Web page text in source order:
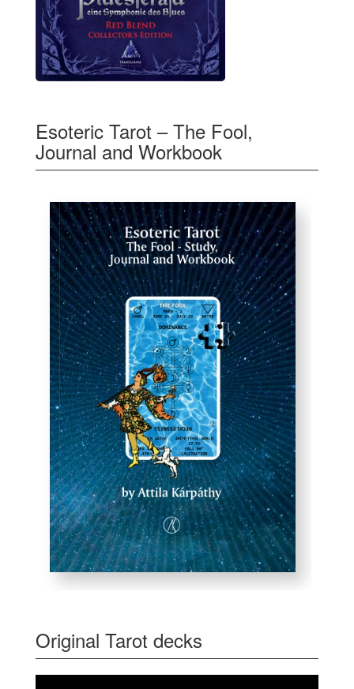
Esoteric Tarot – The Fool,
Journal and Workbook
Original Tarot decks